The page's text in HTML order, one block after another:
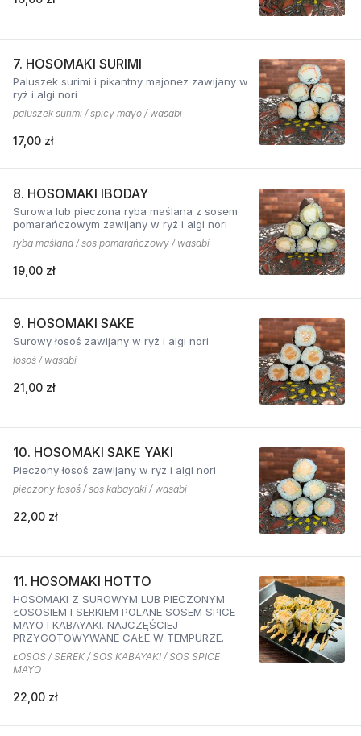
7. HOSOMAKI SURIMI
Paluszek surimi i pikantny majonez zawijany w
ryż i algi nori
paluszek surimi / spicy mayo / wasabi
17,00 zł
8. HOSOMAKI IBODAY
Surowa lub pieczona ryba maślana z sosem
pomarańczowym zawijany w ryż i algi nori
ryba maślana / sos pomarańczowy / wasabi
19,00 zł
9. HOSOMAKI SAKE
Surowy łosoś zawijany w ryż i algi nori
łosoś / wasabi
21,00 zł
10. HOSOMAKI SAKE YAKI
Pieczony łosoś zawijany w ryż i algi nori
pieczony łosoś / sos kabayaki / wasabi
22,00 zł
11. HOSOMAKI HOTTO
HOSOMAKI Z SUROWYM LUB PIECZONYM
ŁOSOSIEM I SERKIEM POLANE SOSEM SPICE
MAYO I KABAYAKI. NAJCZĘŚCIEJ
PRZYGOTOWYWANE CAŁE W TEMPURZE.
ŁOSOŚ / SEREK / SOS KABAYAKI / SOS SPICE
MAYO
22,00 zł